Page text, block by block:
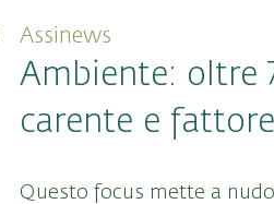
Assinews
Ambiente: oltre
carente e
Questo focus mette a